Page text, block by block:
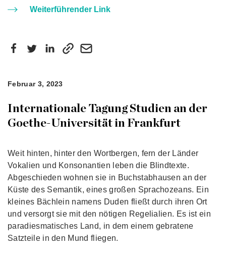
Weiterführender Link
Februar 3, 2023
Internationale Tagung Studien an der
Goethe-Universität in Frankfurt
Weit hinten, hinter den Wortbergen, fern der Länder
Vokalien und Konsonantien leben die Blindtexte.
Abgeschieden wohnen sie in Buchstabhausen an der
Küste des Semantik, eines großen Sprachozeans. Ein
kleines Bächlein namens Duden fließt durch ihren Ort
und versorgt sie mit den nötigen Regelialien. Es ist ein
paradiesmatisches Land, in dem einem gebratene
Satzteile in den Mund fliegen.